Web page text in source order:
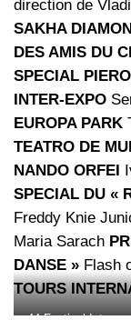
direction de
SAKHA
DES AMIS DU
SPECIAL
INTER-EXPO
EUROPA PARK
TEATRO DE
NANDO ORFEI
SPECIAL DU «
Freddy Knie
Maria Sarach
DANSE » Flash
TOURS